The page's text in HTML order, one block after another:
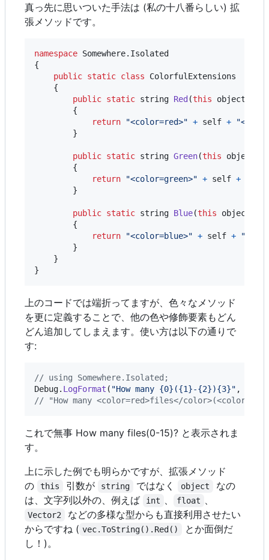
真っ先に思いついた手法は (私の十八番らしい) 拡
張メソッドです。
namespace Somewhere. Isolated
{
public static class
ColorfulExtensions
{
public static string Red (this object
{
return
"<color=red>" + self +
"</
}
public static string Green(this object
{
return
"<color=green>" + self +
}
public static string Blue(this object
{
return
"<color=blue>" + self +
"</
}
}
}
上のコードでは端折ってますが、色々なメソッド
を更に定義することで、他の色や修飾要素もどん
どん追加してしまえます。使い方は以下の通りで
す:
// using Somewhere.Isolated;
Debug. LogFormat ( "How many {0}({1}-{2}){3}" ,
// "How many <color=red>files</
これで無事 How many files(0-15)? と表示されま
す。
上に示した例でも明らかですが、拡張メソッド
の
this 引数が string ではなく object
なの
は、文字列以外の、例えば
int float
Vector2
などの多様な型からも直接利用させたい
からですね ( vec.ToString().Red()
とか面倒だ
し！)。